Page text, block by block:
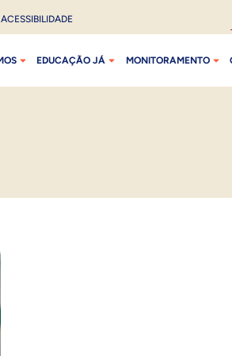
ACESSIBILIDADE
EDUCAÇÃO JÁ MONITORAMENTO